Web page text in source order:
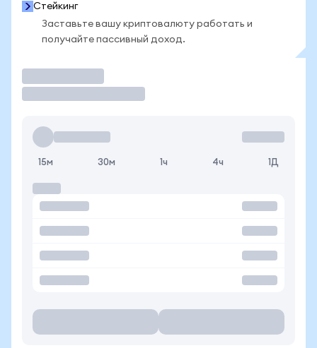
Стейкинг
Заставьте вашу криптовалюту работать и
получайте пассивный доход.
15м 30м 1ч 4ч 1Д